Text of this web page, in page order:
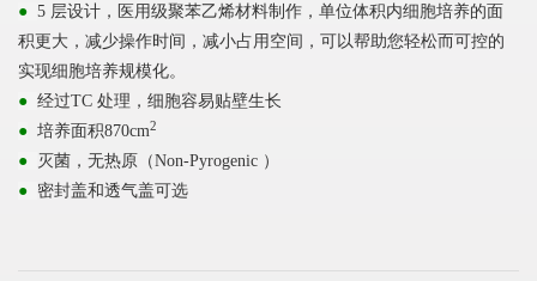
● 5 层设计，医用级聚苯乙烯材料制作，单位体积内细胞培养的面
积更大，减少操作时间，减小占用空间，可以帮助您轻松而可控的
实现细胞培养规模化。
● 经过TC 处理，细胞容易贴壁生长
● 培养面积870cm2
● 灭菌， 无热原（Non-Pyrogenic ）
● 密封盖和透气盖可选